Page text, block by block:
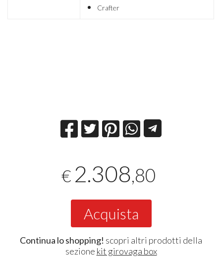
Crafter
€ 2.308,80
Acquista
Continua lo shopping! scopri altri prodotti della
sezione kit girovaga box